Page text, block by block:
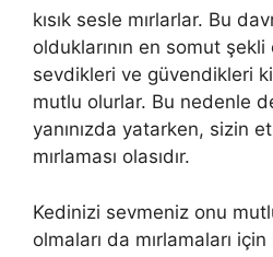
kısık sesle mırlarlar. Bu
olduklarının en somut
sevdikleri ve güvendikleri
mutlu olurlar. Bu nedenle
yanınızda yatarken, sizin
mırlaması olasıdır.
Kedinizi sevmeniz onu
olmaları da mırlamaları